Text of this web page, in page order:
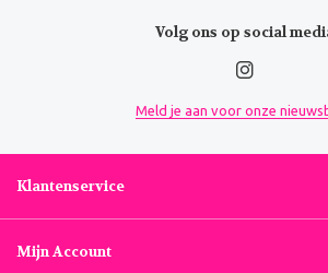
Volg ons op social
Meld je aan voor onze
Klantenservice
Mijn Account